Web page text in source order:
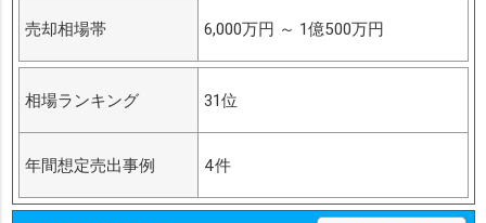
売却相場帯 6,000万円 ～ 1億500万円
相場ランキング 31位
年間想定売出事例 4件